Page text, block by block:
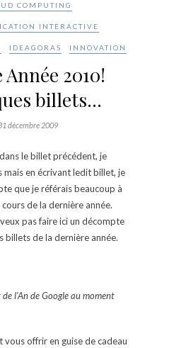
COMPUTING
INTERACTIVE
IDEAGORAS INNOVATION
2010!
billets…
décembre 2009
le billet précédent, je
mais en écrivant ledit billet, je
que je référais beaucoup à
de la dernière année.
pas faire ici un décompte
billets de la dernière année.
l’An de Google au moment
vous offrir en guise de cadeau